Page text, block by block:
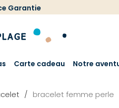
Garantie
Carte cadeau Notre
bracelet femme perle